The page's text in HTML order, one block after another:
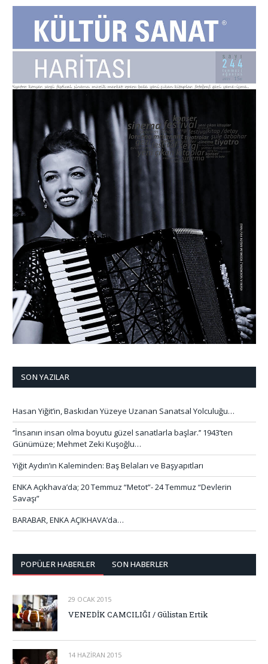
SON YAZILAR
Hasan Yiğit’in, Baskıdan Yüzeye Uzanan Sanatsal Yolculuğu…
‘’İnsanın insan olma boyutu güzel sanatlarla başlar.’’ 1943’ten
Günümüze; Mehmet Zeki Kuşoğlu…
Yiğit Aydın’ın Kaleminden: Baş Belaları ve Başyapıtları
ENKA Açıkhava’da; 20 Temmuz “Metot”- 24 Temmuz “Devlerin
Savaşı”
BARABAR, ENKA AÇIKHAVA’da…
POPÜLER HABERLER SON HABERLER
29 OCAK 2015
VENEDİK CAMCILIĞI / Gülistan Ertik
14 HAZIRAN 2015